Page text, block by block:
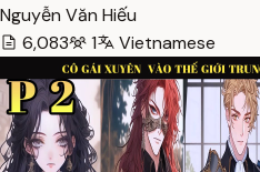
Nguyễn Văn Hiếu
6,083
1 Vietnamese